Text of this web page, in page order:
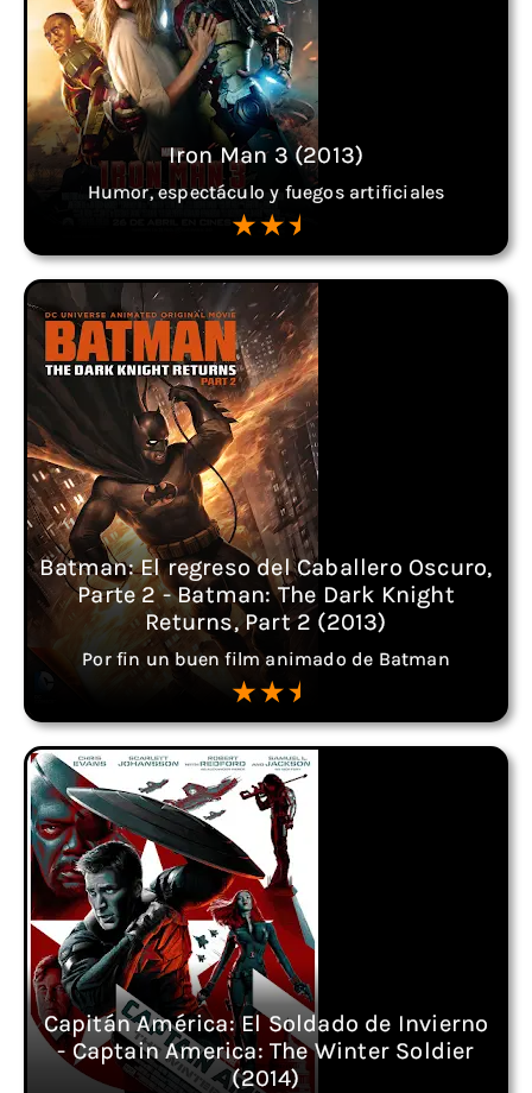
Iron Man 3 (2013)
Humor, espectáculo y fuegos artificiales
Batman: El regreso del Caballero Oscuro,
Parte 2 - Batman: The Dark Knight
Returns, Part 2 (2013)
Por fin un buen film animado de Batman
Capitán América: El Soldado de Invierno
- Captain America: The Winter Soldier
(2014)